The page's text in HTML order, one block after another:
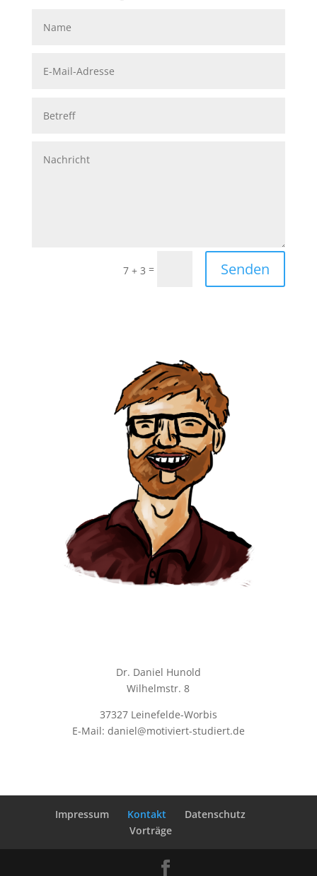
7 + 3 = Senden
Dr. Daniel Hunold
Wilhelmstr. 8
37327 Leinefelde-Worbis
E-Mail: daniel@motiviert-studiert.de
Impressum Kontakt
Datenschutz
Vorträge